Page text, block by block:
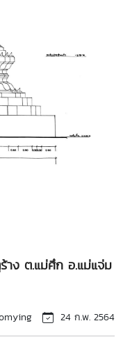
ง ต.แม่ศึก อ.แม่แจ่ม
24 ก.พ. 2564